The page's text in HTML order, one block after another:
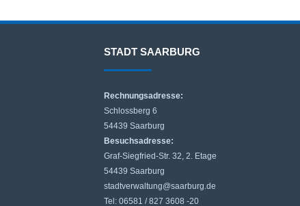
STADT SAARBURG
Rechnungsadresse:
Schlossberg 6
54439 Saarburg
Besuchsadresse:
Graf-Siegfried-Str. 32, 2. Etage
54439 Saarburg
stadtverwaltung@saarburg.de
Tel: 06581 / 827 3608 -20